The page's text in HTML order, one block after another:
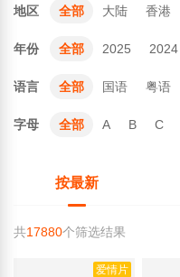
地区 全部 大陆 香港
年份 全部 2025 2024
语言 全部 国语 粤语
字母 全部 A B C
按最新
共17880个筛选结果
爱情片